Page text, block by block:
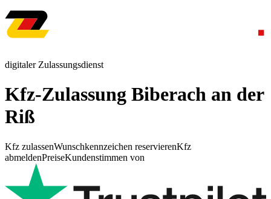
digitaler Zulassungsdienst
Kfz-Zulassung Biberach an der
Riß
Kfz zulassenWunschkennzeichen reservierenKfz
abmeldenPreiseKundenstimmen von